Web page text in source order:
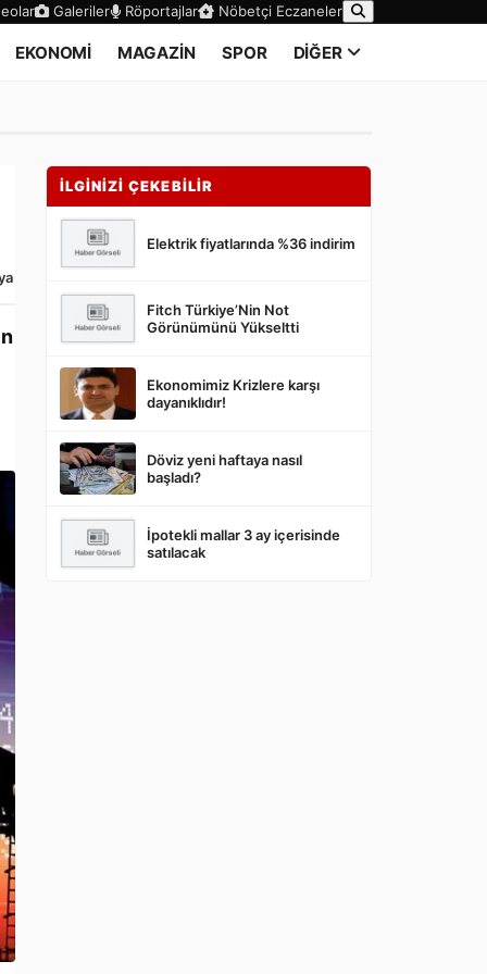
Galeriler Röportajlar Nöbetçi Eczaneler
EKONOMİ MAGAZİN SPOR DİĞER
İLGİNİZİ ÇEKEBİLİR
Elektrik fiyatlarında %36 indirim
Fitch Türkiye’Nin Not
Görünümünü Yükseltti
Ekonomimiz Krizlere karşı
dayanıklıdır!
Döviz yeni haftaya nasıl
başladı?
İpotekli mallar 3 ay içerisinde
satılacak